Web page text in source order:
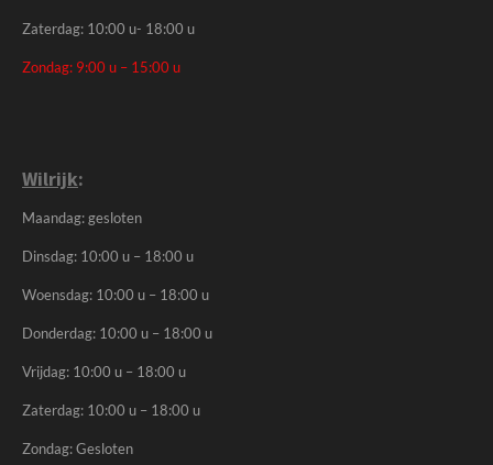
Zaterdag: 10:00 u- 18:00 u
Zondag: 9:00 u – 15:00 u
Wilrijk:
Maandag: gesloten
Dinsdag: 10:00 u – 18:00 u
Woensdag: 10:00 u – 18:00 u
Donderdag: 10:00 u – 18:00 u
Vrijdag: 10:00 u – 18:00 u
Zaterdag: 10:00 u – 18:00 u
Zondag: Gesloten